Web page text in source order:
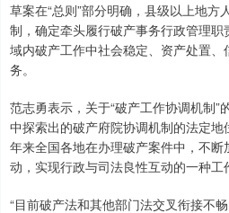
草案在“总则”部分明确，县级以上地方
制，确定牵头履行破产事务行政管理
域内破产工作中社会稳定、资产处置
务。
范志勇表示，关于“破产工作协调机制”
中探索出的破产府院协调机制的法定
年来全国各地在办理破产案件中，不
动，实现行政与司法良性互动的一种工
“目前破产法和其他部门法交叉衔接不